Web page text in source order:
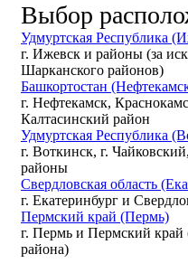
Выбор
Удмуртская Республика
г. Ижевск и районы (за
Шарканского районов)
Башкортостан
г. Нефтекамск,
Калтасинский район
Удмуртская Республика
г. Воткинск, г.
районы
Свердловская область
г. Екатеринбург и
Пермский край (Пермь)
г. Пермь и Пермский край
района)